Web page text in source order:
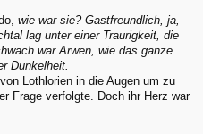
wie war sie? Gastfreundlich, ja,
lag unter einer Traurigkeit, die
war Arwen, wie das ganze
Dunkelheit.
Lothlorien in die Augen um zu
Frage verfolgte. Doch ihr Herz war